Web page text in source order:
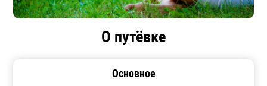
О путёвке
Основное